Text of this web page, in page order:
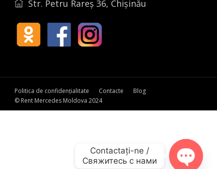
Str. Petru Rareș 36, Chișinău
Politica de confidențialitate Contacte
Blog
© Rent Mercedes Moldova 2024
Contactați-ne /
Свяжитесь с нами